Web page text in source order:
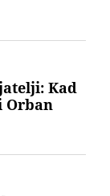
Kad
Orban